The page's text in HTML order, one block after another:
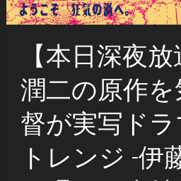
【本日深夜
潤二の原作
督が実写ド
トレンジ -伊